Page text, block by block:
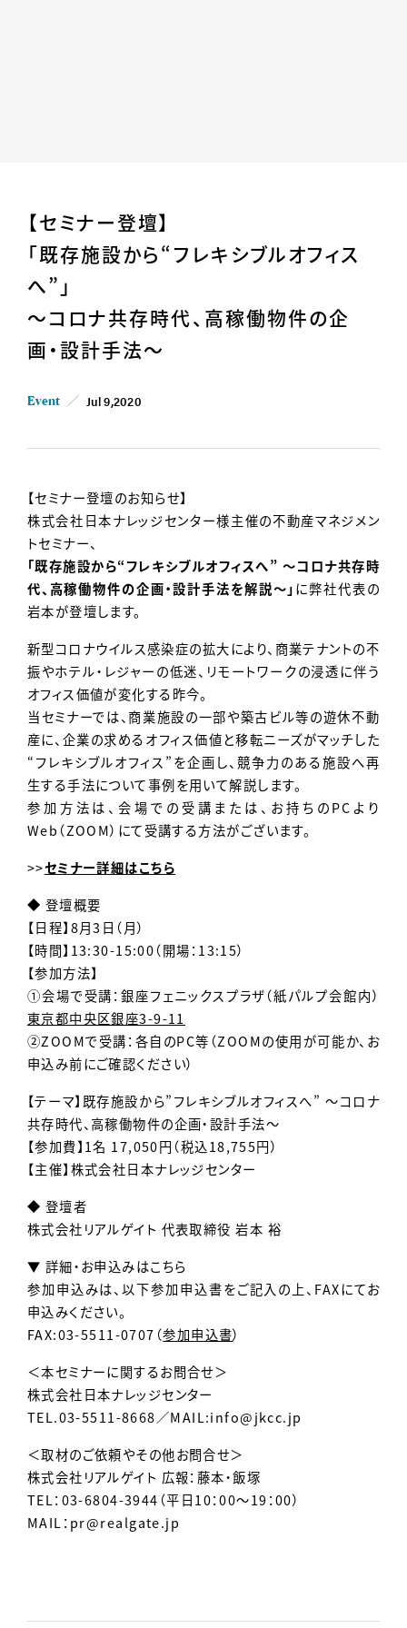
【セミナー登壇】
「既存施設から“フレキシブルオフィス
へ”」
～コロナ共存時代、高稼働物件の企
画・設計手法～
Event Jul 9,2020
【セミナー登壇のお知らせ】
株式会社日本ナレッジセンター様主催の不動産マネジメン
トセミナー、
「既存施設から“フレキシブルオフィスへ” ～コロナ共存時
代、高稼働物件の企画・設計手法を解説～」に弊社代表の
岩本が登壇します。
新型コロナウイルス感染症の拡大により、商業テナントの不
振やホテル・レジャーの低迷、リモートワークの浸透に伴う
オフィス価値が変化する昨今。
当セミナーでは、商業施設の一部や築古ビル等の遊休不動
産に、企業の求めるオフィス価値と移転ニーズがマッチした
“フレキシブルオフィス”を企画し、競争力のある施設へ再
生する手法について事例を用いて解説します。
参加方法は、会場での受講または、お持ちのPCより
Web（ZOOM）にて受講する方法がございます。
>>セミナー詳細はこちら
◆ 登壇概要
【日程】8月3日（月）
【時間】13:30-15:00（開場：13:15）
【参加方法】
①会場で受講：銀座フェニックスプラザ（紙パルプ会館内）
東京都中央区銀座3-9-11
②ZOOMで受講：各自のPC等（ZOOMの使用が可能か、お
申込み前にご確認ください）
【テーマ】既存施設から”フレキシブルオフィスへ” ～コロナ
共存時代、高稼働物件の企画・設計手法～
【参加費】1名 17,050円（税込18,755円）
【主催】株式会社日本ナレッジセンター
◆ 登壇者
株式会社リアルゲイト 代表取締役 岩本 裕
▼ 詳細・お申込みはこちら
参加申込みは、以下参加申込書をご記入の上、FAXにてお
申込みください。
FAX:03-5511-0707（参加申込書）
＜本セミナーに関するお問合せ＞
株式会社日本ナレッジセンター
TEL.03-5511-8668／MAIL:info@jkcc.jp
＜取材のご依頼やその他お問合せ＞
株式会社リアルゲイト 広報：藤本・飯塚
TEL：03-6804-3944（平日10：00～19：00）
MAIL： pr@realgate.jp
Business
For Owner
Works
Cases
Career/Recruit
Movies
Contact